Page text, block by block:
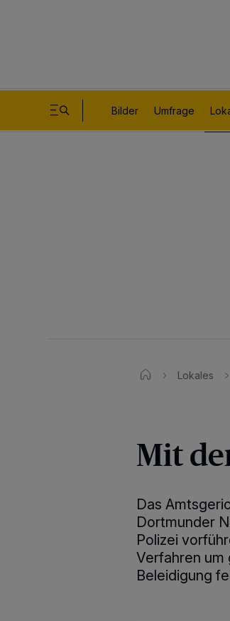
Bilder Umfrage
Lokales
Mit
Das
Dortmunder
Polizei
Verfahren um
Beleidigung